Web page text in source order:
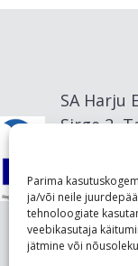
Parima
ja/või neile
tehnoloogiate
veebikasutaja
jätmine või
SA Harju
Sirge 2,